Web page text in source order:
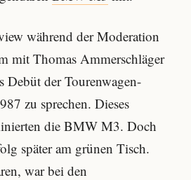
während der Moderation
mit Thomas Ammerschläger
Debüt der Tourenwagen-
zu sprechen. Dieses
die BMW M3. Doch
später am grünen Tisch.
war bei den